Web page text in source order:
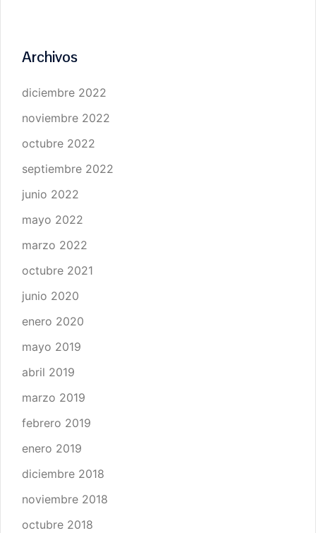
Archivos
diciembre 2022
noviembre 2022
octubre 2022
septiembre 2022
junio 2022
mayo 2022
marzo 2022
octubre 2021
junio 2020
enero 2020
mayo 2019
abril 2019
marzo 2019
febrero 2019
enero 2019
diciembre 2018
noviembre 2018
octubre 2018